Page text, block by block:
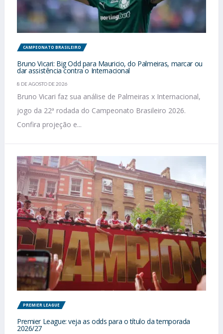
CAMPEONATO BRASILEIRO
Bruno Vicari: Big Odd para Mauricio, do Palmeiras, marcar ou
dar assistência contra o Internacional
8 DE AGOSTO DE 2026
Bruno Vicari faz sua análise de Palmeiras x Internacional,
jogo da 22ª rodada do Campeonato Brasileiro 2026.
Confira projeção e...
PREMIER LEAGUE
Premier League: veja as odds para o título da temporada
2026/27